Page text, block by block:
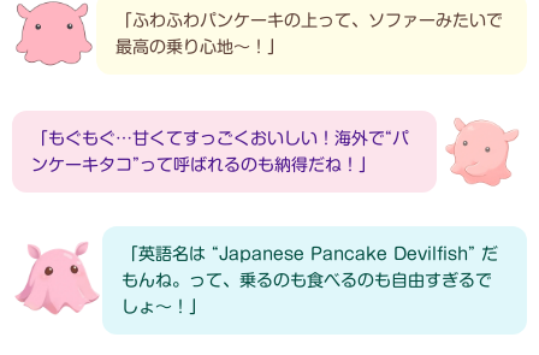
「ふわふわパンケーキの上って、ソファーみたいで
最高の乗り心地〜！」
「もぐもぐ…甘くてすっごくおいしい！海外で“パ
ンケーキタコ”って呼ばれるのも納得だね！」
「英語名は “Japanese Pancake Devilfish” だ
もんね。って、乗るのも食べるのも自由すぎるで
しょ〜！」